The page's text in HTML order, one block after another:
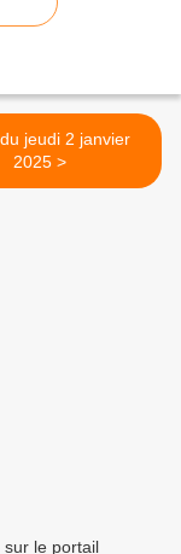
jeudi 2 janvier
2025 >
sur le portail